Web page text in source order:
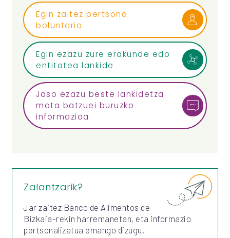
Egin zaitez pertsona
boluntario
Egin ezazu zure erakunde edo
entitatea lankide
Jaso ezazu beste lankidetza
mota batzuei buruzko
informazioa
Zalantzarik?
Jar zaitez Banco de Alimentos de
Bizkaia-rekin harremanetan, eta informazio
pertsonalizatua emango dizugu.